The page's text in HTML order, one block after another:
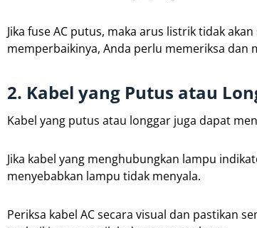
Jika fuse AC putus, maka arus listrik tidak
memperbaikinya, Anda perlu memeriksa dan
2. Kabel yang Putus atau
Kabel yang putus atau longgar juga dapat
Jika kabel yang menghubungkan lampu
menyebabkan lampu tidak menyala.
Periksa kabel AC secara visual dan pastikan